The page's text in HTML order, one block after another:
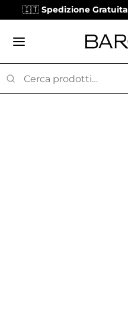
🇮🇹 Spedizione Gratuita